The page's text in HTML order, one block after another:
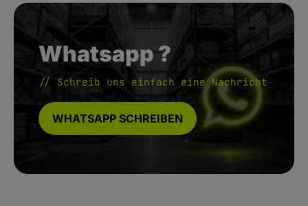
Whatsapp ?
// Schreib uns einfach eine Nachricht
WHATSAPP SCHREIBEN